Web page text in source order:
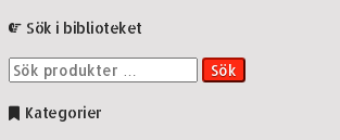
Sök i biblioteket
Sök
efter:
Sök
Kategorier